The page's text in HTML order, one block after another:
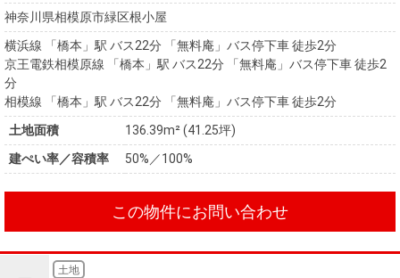
神奈川県相模原市緑区根小屋
横浜線 「橋本」駅 バス22分 「無料庵」バス停下車 徒歩2分
京王電鉄相模原線 「橋本」駅 バス22分 「無料庵」バス停下車 徒歩2
分
相模線 「橋本」駅 バス22分 「無料庵」バス停下車 徒歩2分
土地面積
136.39m² (41.25坪)
建ぺい率／容積率
50%／100%
この物件にお問い合わせ
土地